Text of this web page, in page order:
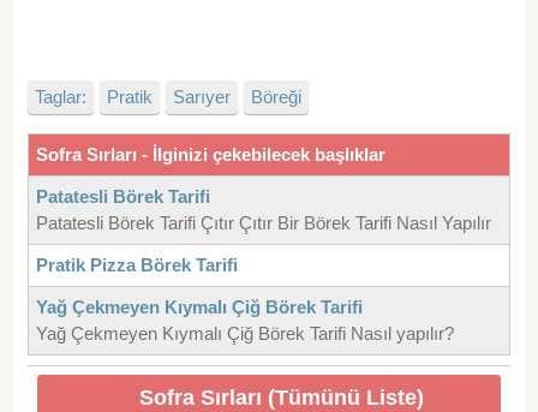
Taglar: Pratik Sarıyer Böreği
Sofra Sırları - İlginizi çekebilecek başlıklar
Patatesli Börek Tarifi
Patatesli Börek Tarifi Çıtır Çıtır Bir Börek Tarifi Nasıl Yapılır
Pratik Pizza Börek Tarifi
Yağ Çekmeyen Kıymalı Çiğ Börek Tarifi
Yağ Çekmeyen Kıymalı Çiğ Börek Tarifi Nasıl yapılır?
Sofra Sırları (Tümünü Liste)